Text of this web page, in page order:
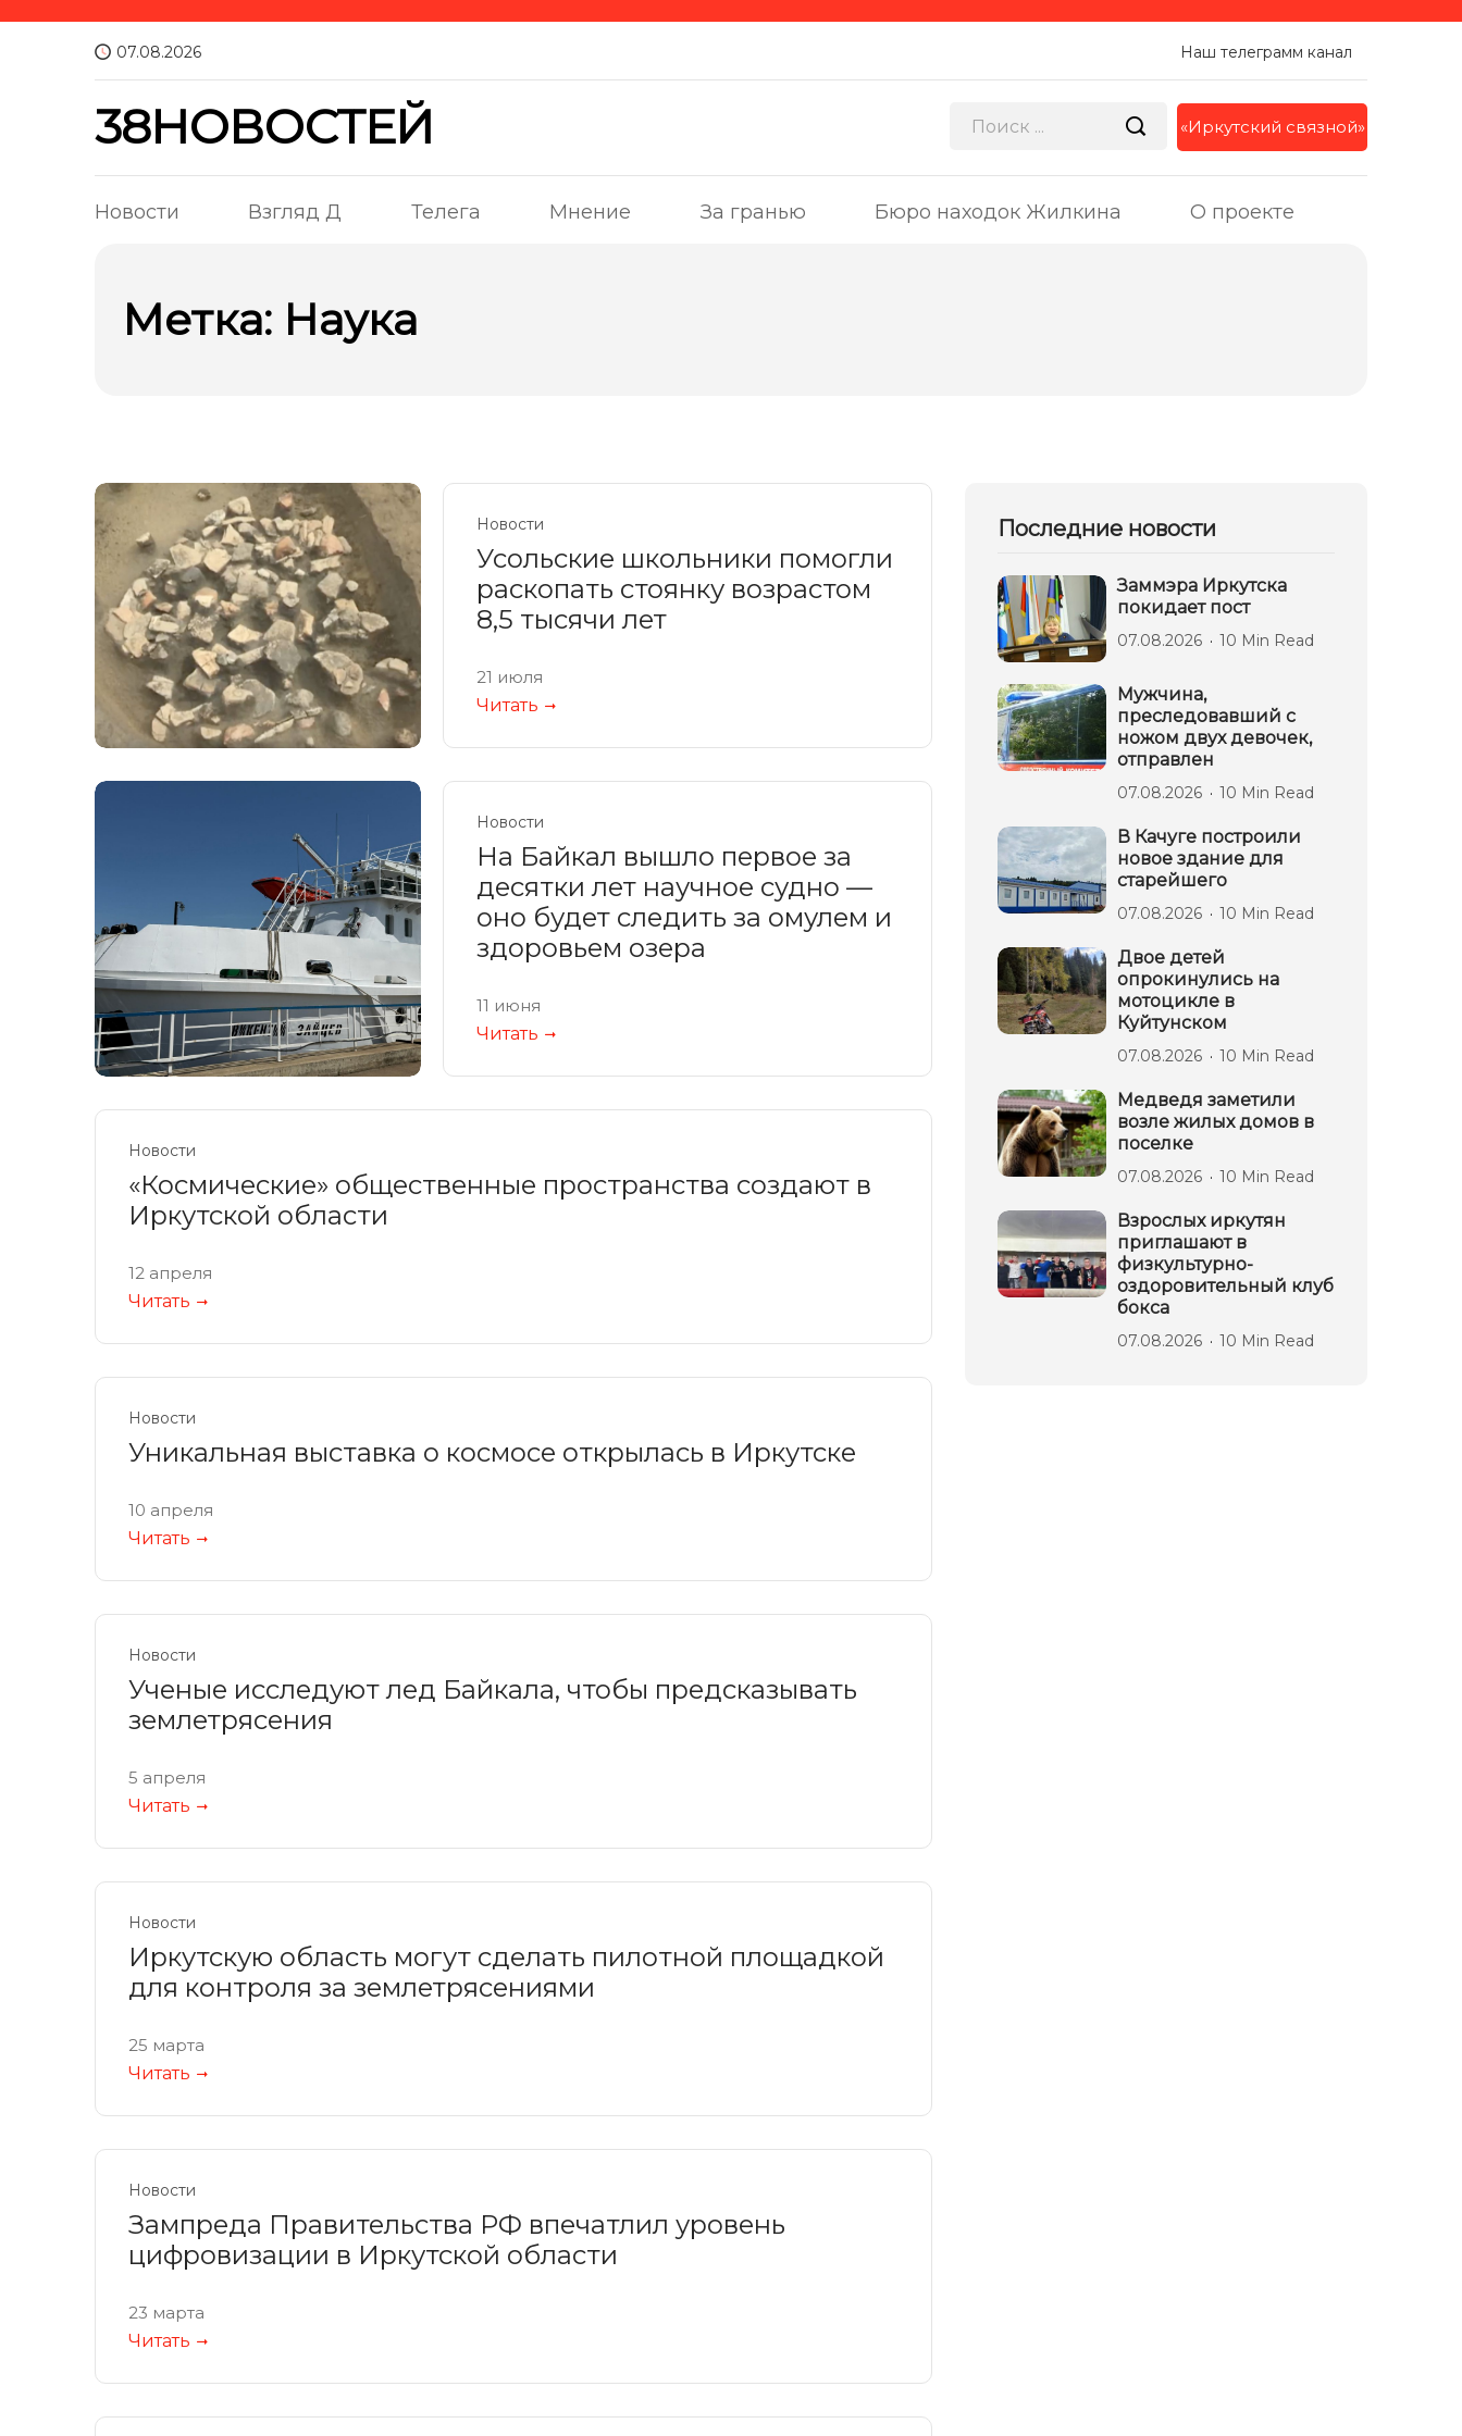
07.08.2026 Наш телеграмм канал
38НОВОСТЕЙ «Иркутский связной»
Новости Взгляд Д Телега Мнение За гранью Бюро находок Жилкина О проекте
Метка: Наука
Новости
Усольские школьники помогли
раскопать стоянку возрастом
8,5 тысячи лет
21 июля
Читать
Новости
На Байкал вышло первое за
десятки лет научное судно —
оно будет следить за омулем и
здоровьем озера
11 июня
Читать
Новости
«Космические» общественные пространства создают в
Иркутской области
12 апреля
Читать
Новости
Уникальная выставка о космосе открылась в Иркутске
10 апреля
Читать
Новости
Ученые исследуют лед Байкала, чтобы предсказывать
землетрясения
5 апреля
Читать
Новости
Иркутскую область могут сделать пилотной площадкой
для контроля за землетрясениями
25 марта
Читать
Новости
Зампреда Правительства РФ впечатлил уровень
цифровизации в Иркутской области
23 марта
Читать
Последние новости
Заммэра Иркутска
покидает пост
07.08.2026 10 Min Read
Мужчина,
преследовавший с
ножом двух девочек,
отправлен
07.08.2026 10 Min Read
В Качуге построили
новое здание для
старейшего
07.08.2026 10 Min Read
Двое детей
опрокинулись на
мотоцикле в
Куйтунском
07.08.2026 10 Min Read
Медведя заметили
возле жилых домов в
поселке
07.08.2026 10 Min Read
Взрослых иркутян
приглашают в
физкультурно-
оздоровительный клуб
бокса
07.08.2026 10 Min Read